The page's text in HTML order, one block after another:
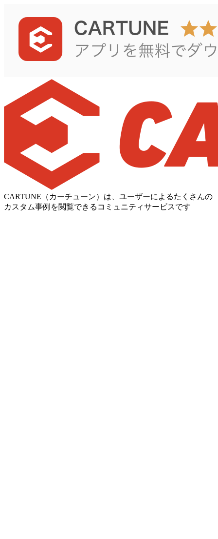
CARTUNE（カーチューン）は、ユーザーによるたくさんの
カスタム事例を閲覧できるコミュニティサービスです